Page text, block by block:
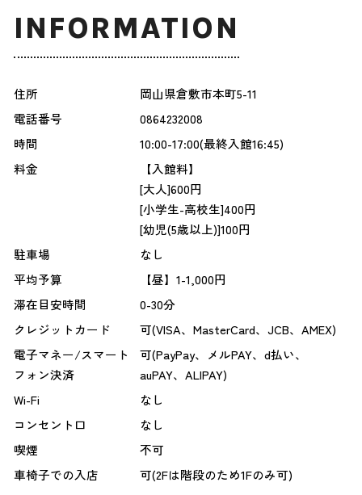
INFORMATION
住所
岡山県倉敷市本町5-11
電話番号
0864232008
時間
10:00-17:00(最終入館16:45)
料金
【入館料】
[大人]600円
[小学生-高校生]400円
[幼児(5歳以上)]100円
駐車場
なし
平均予算
【昼】1-1,000円
滞在目安時間
0-30分
クレジットカード
可(VISA、MasterCard、JCB、AMEX)
電子マネー/スマート
フォン決済
可(PayPay、メルPAY、d払い、
auPAY、ALIPAY)
Wi-Fi
なし
コンセント口
なし
喫煙
不可
車椅子での入店
可(2Fは階段のため1Fのみ可)